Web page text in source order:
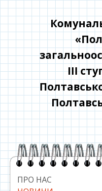
до
контенту
ІІІ
Головний
сайдбар
ПРО НАС